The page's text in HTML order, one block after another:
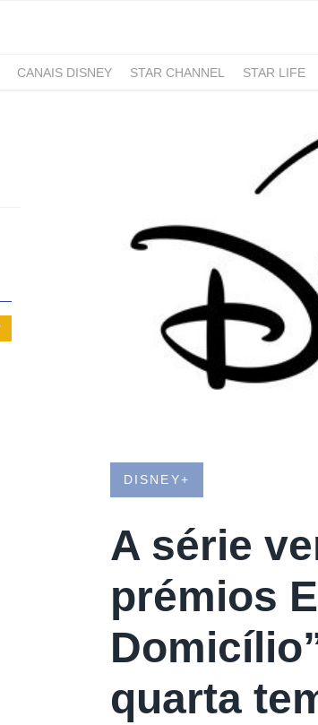
CANAIS DISNEY STAR CHANNEL STAR LIFE
DISNEY+
A série
prémios
quarta